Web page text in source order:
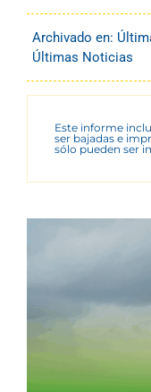
Archivado en:
Últimas Noticias
Este informe
ser bajadas e
sólo pueden ser